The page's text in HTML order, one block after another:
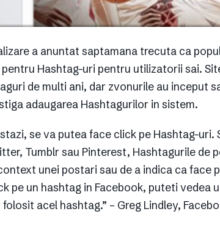
a anuntat saptamana trecuta ca
Hashtag-uri pentru utilizatorii sai.
de multi ani, dar zvonurile au inceput
adaugarea Hashtagurilor in sistem.
se va putea face click pe Hashtag-uri.
Tumblr sau Pinterest, Hashtagurile de
unei postari sau de a indica ca face
pe un hashtag in Facebook, puteti vedea
acel hashtag.” – Greg Lindley,